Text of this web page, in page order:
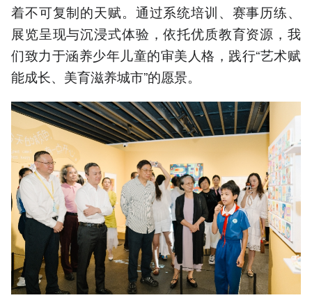
着不可复制的天赋。通过系统培训、赛事历练、
展览呈现与沉浸式体验，依托优质教育资源，我
们致力于涵养少年儿童的审美人格，践行“艺术赋
能成长、美育滋养城市”的愿景。